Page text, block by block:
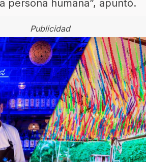
persona humana”, apuntó.
Publicidad